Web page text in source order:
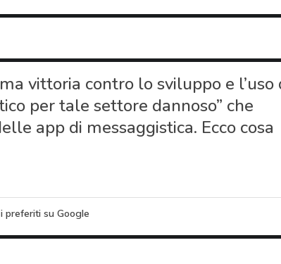
vittoria contro lo sviluppo e l’uso
per tale settore dannoso” che
app di messaggistica. Ecco cosa
preferiti su Google